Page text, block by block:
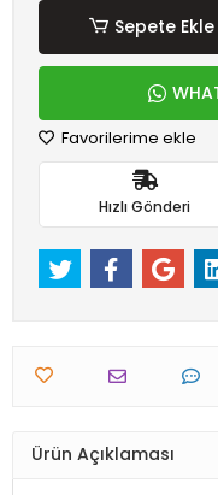
Sepete Ekle
Favorilerime ekle
Hızlı Gönderi
Ürün Açıklaması